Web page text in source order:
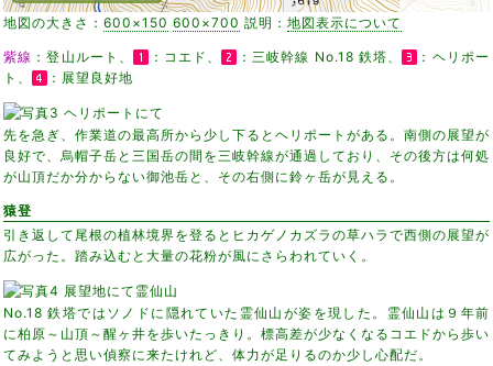
地図の大きさ： 600×150 600×700 説明： 地図表示について
紫線 ：登山ルート、 ：コエド、 ：三岐幹線 No.18 鉄塔、
：ヘリポー
ト、
：展望良好地
先を急ぎ、作業道の最高所から少し下るとヘリポートがある。南側の展望が
良好で、烏帽子岳と三国岳の間を三岐幹線が通過しており、その後方は何処
が山頂だか分からない御池岳と、その右側に鈴ヶ岳が見える。
猿登
引き返して尾根の植林境界を登るとヒカゲノカズラの草ハラで西側の展望が
広がった。踏み込むと大量の花粉が風にさらわれていく。
No.18 鉄塔ではソノドに隠れていた霊仙山が姿を現した。霊仙山は９年前
に柏原～山頂～醒ヶ井を歩いたっきり。標高差が少なくなるコエドから歩い
てみようと思い偵察に来たけれど、体力が足りるのか少し心配だ。